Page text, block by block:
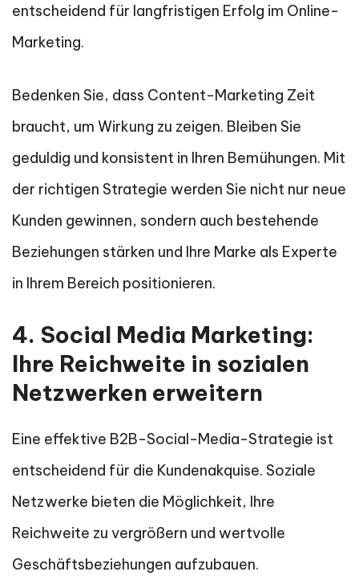
entscheidend für langfristigen Erfolg im Online-
Marketing.
Bedenken Sie, dass Content-Marketing Zeit
braucht, um Wirkung zu zeigen. Bleiben Sie
geduldig und konsistent in Ihren Bemühungen. Mit
der richtigen Strategie werden Sie nicht nur neue
Kunden gewinnen, sondern auch bestehende
Beziehungen stärken und Ihre Marke als Experte
in Ihrem Bereich positionieren.
4. Social Media Marketing:
Ihre Reichweite in sozialen
Netzwerken erweitern
Eine effektive B2B-Social-Media-Strategie ist
entscheidend für die Kundenakquise. Soziale
Netzwerke bieten die Möglichkeit, Ihre
Reichweite zu vergrößern und wertvolle
Geschäftsbeziehungen aufzubauen.